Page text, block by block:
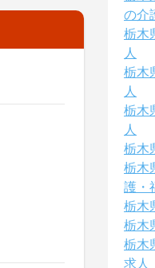
の介
栃木
人
栃木
人
栃木
人
栃木
栃木
護・
栃木
栃木
栃木
求人